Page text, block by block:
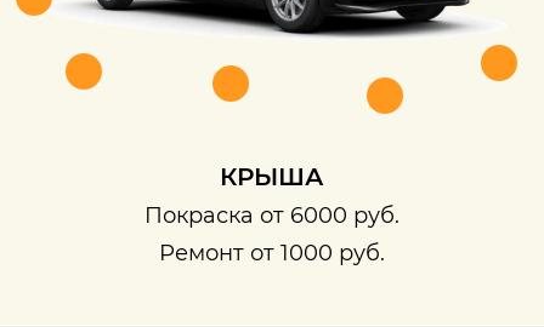
КРЫША
Покраска от 6000 руб.
Ремонт от 1000 руб.